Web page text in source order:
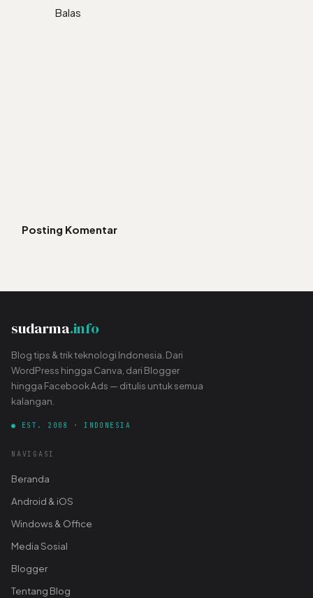
Balas
Posting Komentar
sudarma.info
Blog tips & trik teknologi Indonesia. Dari
WordPress hingga Canva, dari Blogger
hingga Facebook Ads — ditulis untuk semua
kalangan.
● EST. 2008 · INDONESIA
NAVIGASI
Beranda
Android & iOS
Windows & Office
Media Sosial
Blogger
Tentang Blog